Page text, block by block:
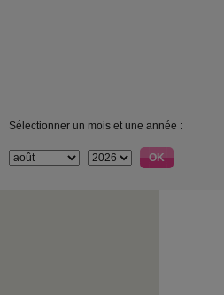
Sélectionner un mois et une année :